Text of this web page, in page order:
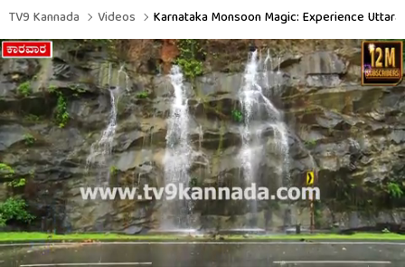
TV9 Kannada
Videos Karnataka Monsoon Magic: Experience